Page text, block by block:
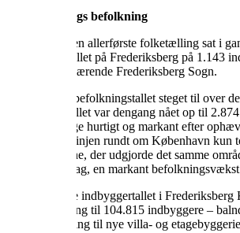
Frederiksbergs befolkning
I 1787 blev den allerførste folketælling sat i
befoilkningstallet på Frederiksberg på 1.143
talt op det daværende Frederiksberg Sogn.
I år 1850 var befolkningstallet steget til over
Befolkningstallet var dengang nået op til
skulle dog stige hurtigt og markant efter
demarkationslinjen rundt om København kun
havde de sogne, der udgjorde det samme
Kommune i dag, en markant
Således kunne indbyggertallet i
tælle en stigning til 104.815 indbyggere –
kraftig tilflytning til nye villa- og